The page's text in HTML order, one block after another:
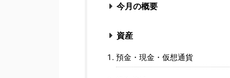
今月の概要
資産
預金・現金・仮想通貨